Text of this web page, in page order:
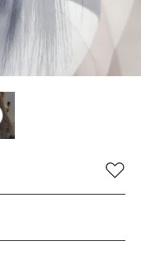
グレージュ
グレイ
アッシュ/ブルー
レッド
イエロー/ホワイト